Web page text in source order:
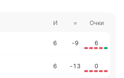
И = Очки
6 -9 6
6 -13 0